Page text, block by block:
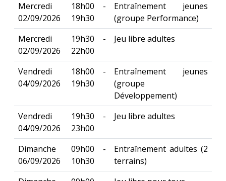
Mercredi
02/09/2026
18h00 -
19h30
Entraînement jeunes
(groupe Performance)
Mercredi
02/09/2026
19h30 -
22h00
Jeu libre adultes
Vendredi
04/09/2026
18h00 -
19h30
Entraînement jeunes
(groupe
Développement)
Vendredi
04/09/2026
19h30 -
23h00
Jeu libre adultes
Dimanche
06/09/2026
09h00 -
10h30
Entraînement adultes (2
terrains)